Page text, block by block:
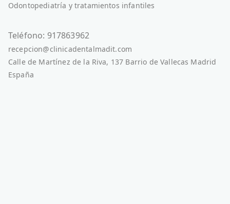
Odontopediatría y tratamientos infantiles
Teléfono: 917863962
recepcion@clinicadentalmadit.com
Calle de Martínez de la Riva, 137 Barrio de Vallecas Madrid
España